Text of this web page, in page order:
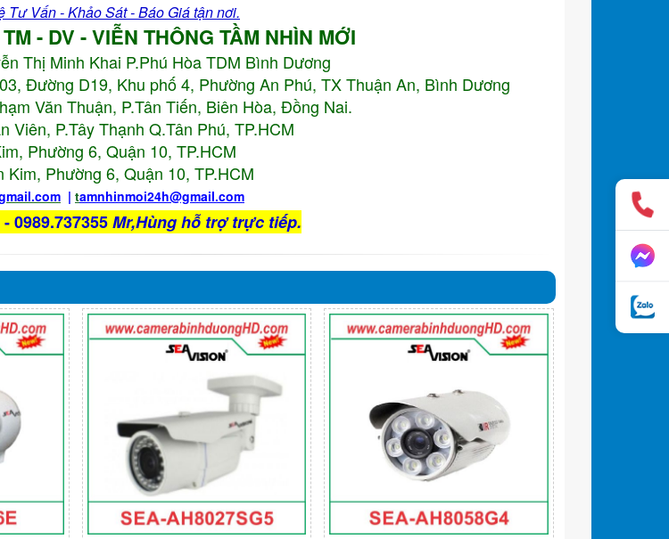
Tư Vấn - Khảo Sát - Báo Giá tận nơi.
- DV - VIỄN THÔNG TẦM NHÌN MỚI
Thị Minh Khai P.Phú Hòa TDM Bình Dương
Đường D19, Khu phố 4, Phường An Phú, TX Thuận An, Bình Dương
Văn Thuận, P.Tân Tiến, Biên Hòa, Đồng Nai.
Viên, P.Tây Thạnh Q.Tân Phú, TP.HCM
Phường 6, Quận 10, TP.HCM
Kim, Phường 6, Quận 10, TP.HCM
| tamnhinmoi24h@gmail.com
0989.737355Mr,Hùng hỗ trợ trực tiếp.